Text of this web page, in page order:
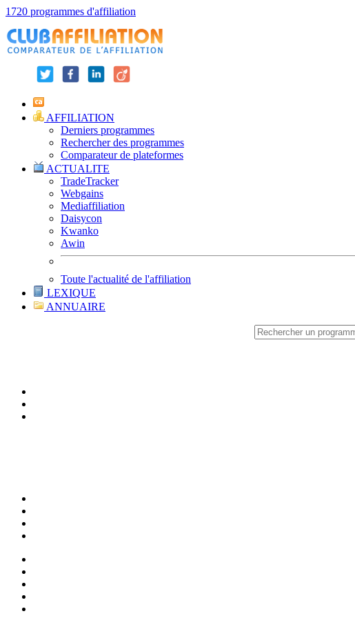
1720 programmes d'affiliation
AFFILIATION
Derniers programmes
Rechercher des programmes
Comparateur de plateformes
ACTUALITE
TradeTracker
Webgains
Mediaffiliation
Daisycon
Kwanko
Awin
Toute l'actualité de l'affiliation
LEXIQUE
ANNUAIRE